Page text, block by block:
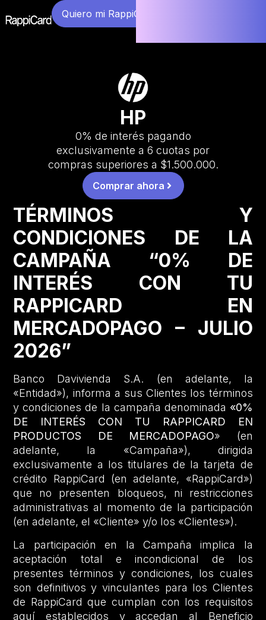
Quiero mi RappiCard
HP
0% de interés pagando
exclusivamente a 6 cuotas por
compras superiores a $1.500.000.
Comprar ahora
TÉRMINOS Y
CONDICIONES DE LA
CAMPAÑA “0% DE
INTERÉS CON TU
RAPPICARD EN
MERCADOPAGO – JULIO
2026”
Banco Davivienda S.A. (en adelante, la
«Entidad»), informa a sus Clientes los términos
y condiciones de la campaña denominada «0%
DE INTERÉS CON TU RAPPICARD EN
PRODUCTOS DE MERCADOPAGO» (en
adelante, la «Campaña»), dirigida
exclusivamente a los titulares de la tarjeta de
crédito RappiCard (en adelante, «RappiCard»)
que no presenten bloqueos, ni restricciones
administrativas al momento de la participación
(en adelante, el «Cliente» y/o los «Clientes»).
La participación en la Campaña implica la
aceptación total e incondicional de los
presentes términos y condiciones, los cuales
son definitivos y vinculantes para los Clientes
de RappiCard que cumplan con los requisitos
aquí establecidos y accedan al Beneficio